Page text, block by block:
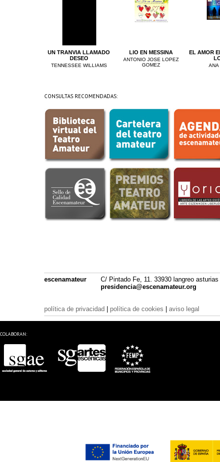
UN TRANVIA LLAMADO
DESEO
TENNESSEE WILLIAMS
LIO EN MESSINA
ANTONIO JOSE LOPEZ
GOMEZ
EL AMOR
ANA
CONSULTAS RECOMENDADAS:
escenamateur
C/ Pintado Fe, 11. 33930 langreo asturias
presidencia@escenamateur.org
política de privacidad política de cookies aviso legal
COLABORAN: